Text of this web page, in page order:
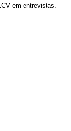
em entrevistas.